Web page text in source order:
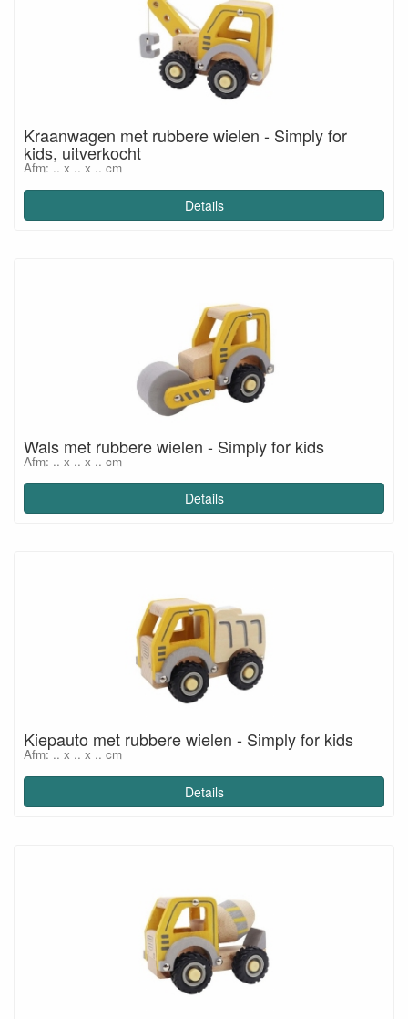
Kraanwagen met rubbere wielen - Simply for
kids, uitverkocht
Afm: .. x .. x .. cm
Details
Wals met rubbere wielen - Simply for kids
Afm: .. x .. x .. cm
Details
Kiepauto met rubbere wielen - Simply for kids
Afm: .. x .. x .. cm
Details